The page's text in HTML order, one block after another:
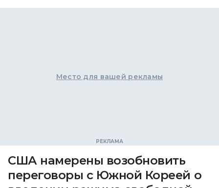
Место для вашей рекламы
США намерены возобновить
переговоры с Южной Кореей о